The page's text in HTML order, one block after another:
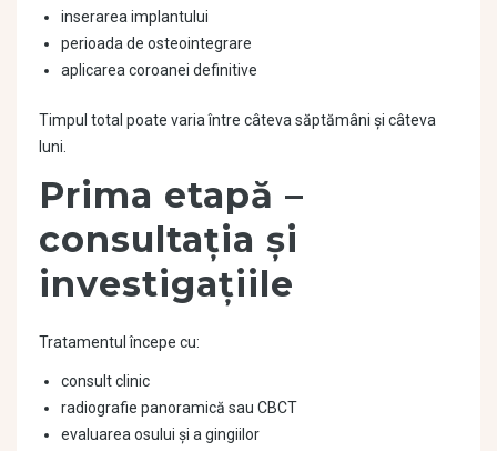
inserarea implantului
perioada de osteointegrare
aplicarea coroanei definitive
Timpul total poate varia între câteva săptămâni și câteva
luni.
Prima etapă –
consultația și
investigațiile
Tratamentul începe cu:
consult clinic
radiografie panoramică sau CBCT
evaluarea osului și a gingiilor